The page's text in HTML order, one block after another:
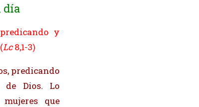
día
y
Lc‪8,1-3)
predicando
Dios. Lo
que